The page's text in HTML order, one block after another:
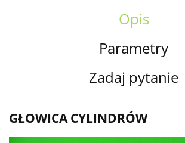
Opis
Parametry
Zadaj pytanie
GŁOWICA CYLINDRÓW